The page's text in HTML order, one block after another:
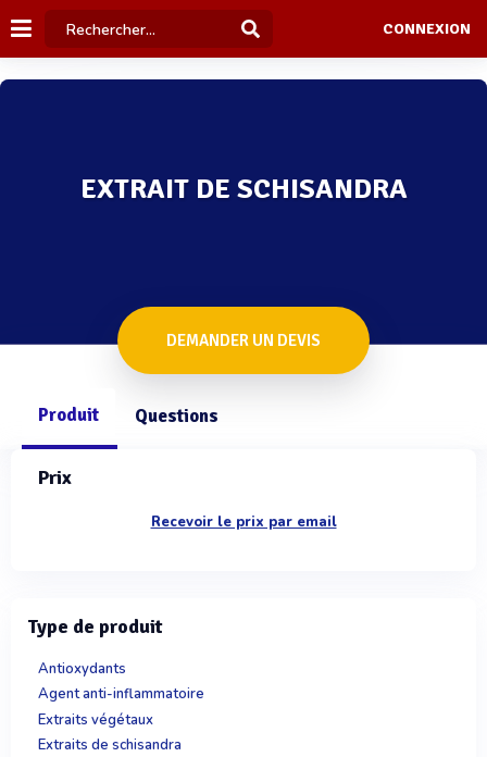
CONNEXION
EXTRAIT DE SCHISANDRA
DEMANDER UN DEVIS
Produit Questions
Prix
Recevoir le prix par email
Type de produit
Antioxydants
Agent anti-inflammatoire
Extraits végétaux
Extraits de schisandra